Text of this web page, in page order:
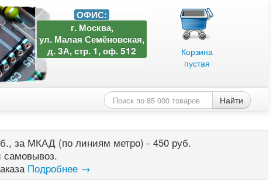
Корзина
пустая
ОФИС:
г. Москва,
ул. Малая Семёновская,
д. 3А, стр. 1, оф. 512
Найти
за МКАД (по линиям метро) - 450 руб.
самовывоз.
Подробнее →